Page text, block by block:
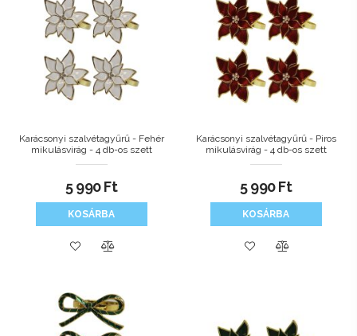
Karácsonyi szalvétagyűrű - Fehér
mikulásvirág - 4 db-os szett
5 990Ft
KOSÁRBA
Karácsonyi szalvétagyűrű - Piros
mikulásvirág - 4 db-os szett
5 990Ft
KOSÁRBA